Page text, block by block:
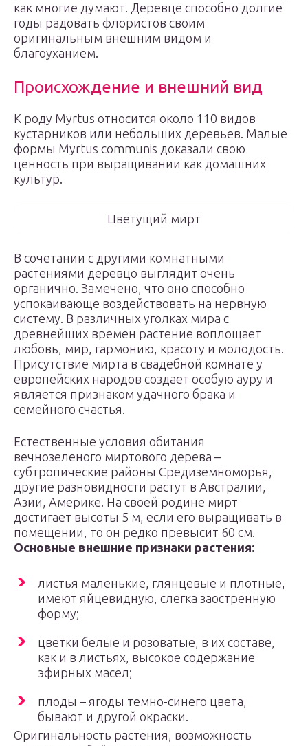
как многие думают. Деревце способно долгие
годы радовать флористов своим
оригинальным внешним видом и
благоуханием.
Происхождение и внешний вид
К роду Myrtus относится около 110 видов
кустарников или небольших деревьев. Малые
формы Myrtus communis доказали свою
ценность при выращивании как домашних
культур.
Цветущий мирт
В сочетании с другими комнатными
растениями деревцо выглядит очень
органично. Замечено, что оно способно
успокаивающе воздействовать на нервную
систему. В различных уголках мира с
древнейших времен растение воплощает
любовь, мир, гармонию, красоту и молодость.
Присутствие мирта в свадебной комнате у
европейских народов создает особую ауру и
является признаком удачного брака и
семейного счастья.
Естественные условия обитания
вечнозеленого миртового дерева –
субтропические районы Средиземноморья,
другие разновидности растут в Австралии,
Азии, Америке. На своей родине мирт
достигает высоты 5 м, если его выращивать в
помещении, то он редко превысит 60 см.
Основные внешние признаки растения:
листья маленькие, глянцевые и плотные,
имеют яйцевидную, слегка заостренную
форму;
цветки белые и розоватые, в их составе,
как и в листьях, высокое содержание
эфирных масел;
плоды – ягоды темно-синего цвета,
бывают и другой окраски.
Оригинальность растения, возможность